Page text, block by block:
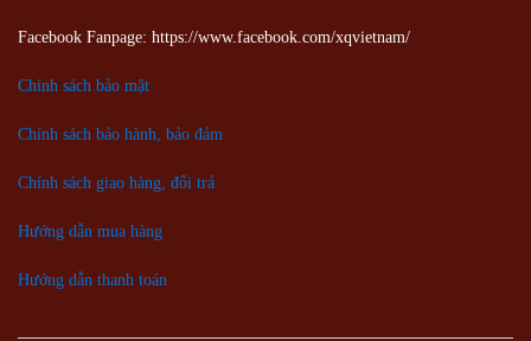
Facebook Fanpage: https://www.facebook.com/xqvietnam/
Chính sách bảo mật
Chính sách bảo hành, bảo đảm
Chính sách giao hàng, đổi trả
Hướng dẫn mua hàng
Hướng dẫn thanh toán